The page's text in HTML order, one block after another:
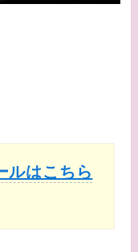
ルはこちら